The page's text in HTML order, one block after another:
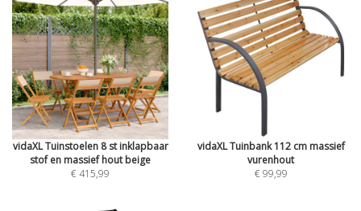
vidaXL Tuinstoelen 8 st inklapbaar
stof en massief hout beige
€ 415,99
vidaXL Tuinbank 112 cm massief
vurenhout
€ 99,99